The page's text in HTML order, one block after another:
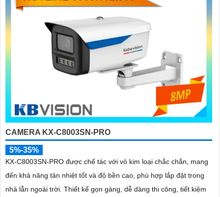
CAMERA KX-C8003SN-PRO
5%-35%
KX-C8003SN-PRO được chế tác với vỏ kim loại chắc chắn, mang
đến khả năng tản nhiệt tốt và độ bền cao, phù hợp lắp đặt trong
nhà lẫn ngoài trời. Thiết kế gọn gàng, dễ dàng thi công, tiết kiệm